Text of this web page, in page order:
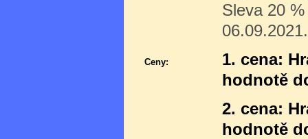
Sleva 20
06.09.2021.
Ceny:
1. cena:
hodnotě
2. cena:
hodnotě